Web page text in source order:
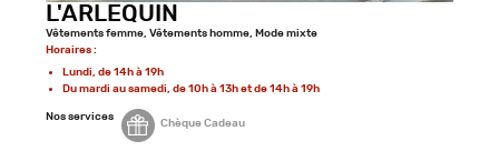
L'ARLEQUIN
Vêtements femme, Vêtements homme, Mode mixte
Horaires :
Lundi, de 14h à 19h
Du mardi au samedi, de 10h à 13h et de 14h à 19h
Nos services
Chèque Cadeau